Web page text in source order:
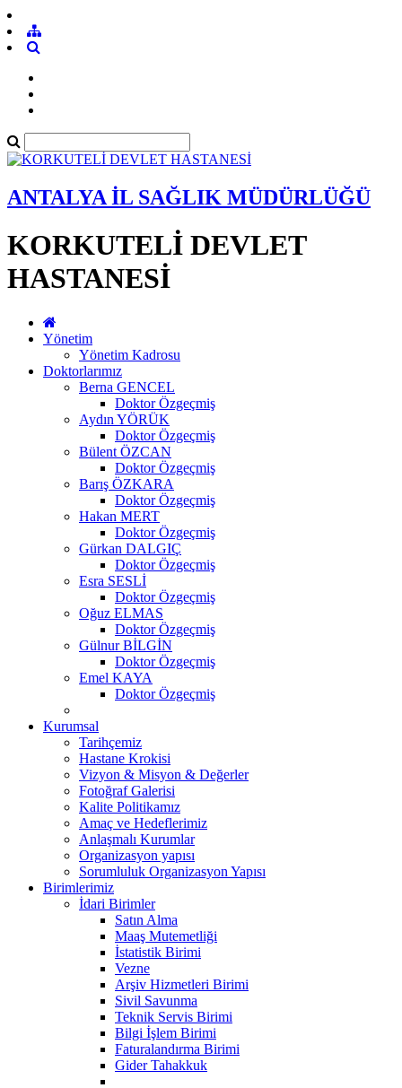
ANTALYA İL SAĞLIK MÜDÜRLÜĞÜ
KORKUTELİ DEVLET
HASTANESİ
Yönetim
Yönetim Kadrosu
Doktorlarımız
Berna GENCEL
Doktor Özgeçmiş
Aydın YÖRÜK
Doktor Özgeçmiş
Bülent ÖZCAN
Doktor Özgeçmiş
Barış ÖZKARA
Doktor Özgeçmiş
Hakan MERT
Doktor Özgeçmiş
Gürkan DALGIÇ
Doktor Özgeçmiş
Esra SESLİ
Doktor Özgeçmiş
Oğuz ELMAS
Doktor Özgeçmiş
Gülnur BİLGİN
Doktor Özgeçmiş
Emel KAYA
Doktor Özgeçmiş
Kurumsal
Tarihçemiz
Hastane Krokisi
Vizyon & Misyon & Değerler
Fotoğraf Galerisi
Kalite Politikamız
Amaç ve Hedeflerimiz
Anlaşmalı Kurumlar
Organizasyon yapısı
Sorumluluk Organizasyon Yapısı
Birimlerimiz
İdari Birimler
Satın Alma
Maaş Mutemetliği
İstatistik Birimi
Vezne
Arşiv Hizmetleri Birimi
Sivil Savunma
Teknik Servis Birimi
Bilgi İşlem Birimi
Faturalandırma Birimi
Gider Tahakkuk